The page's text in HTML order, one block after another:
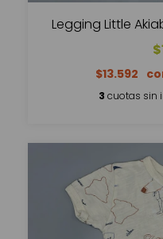
Legging Little
$13.592
3 cuotas sin